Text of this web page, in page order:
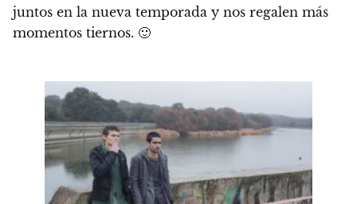
juntos en la nueva temporada y nos regalen más
momentos tiernos. 🙂